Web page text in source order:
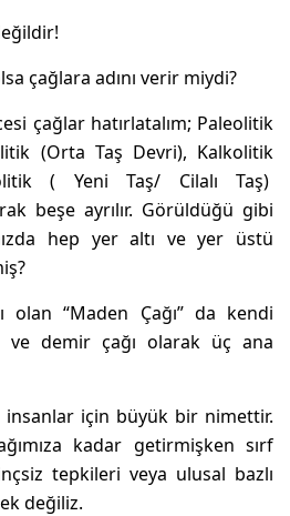
çağlara adını verir miydi?
çağlar hatırlatalım; Paleolitik
(Orta Taş Devri), Kalkolitik
( Yeni Taş/ Cilalı Taş)
beşe ayrılır. Görüldüğü gibi
hep yer altı ve yer üstü
olan “Maden Çağı” da kendi
ve demir çağı olarak üç ana
insanlar için büyük bir nimettir.
kadar getirmişken sırf
tepkileri veya ulusal bazlı
değiliz.